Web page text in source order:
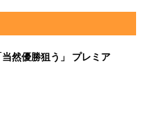
然優勝狙う」 プレミア